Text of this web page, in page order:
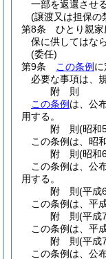
一部を返還させ
(譲渡又は担保の
第8条
ひとり親
保に供してはな
(委任)
第9条
この条例 に
必要な事項は、
附 則
この条例 は、公
用する。
附 則(昭和
この条例は、昭
附 則(昭和
この条例は、公
用する。
附 則(平成
この条例は、平
附 則(平成
この条例は、平
附 則(平成
この条例は、公